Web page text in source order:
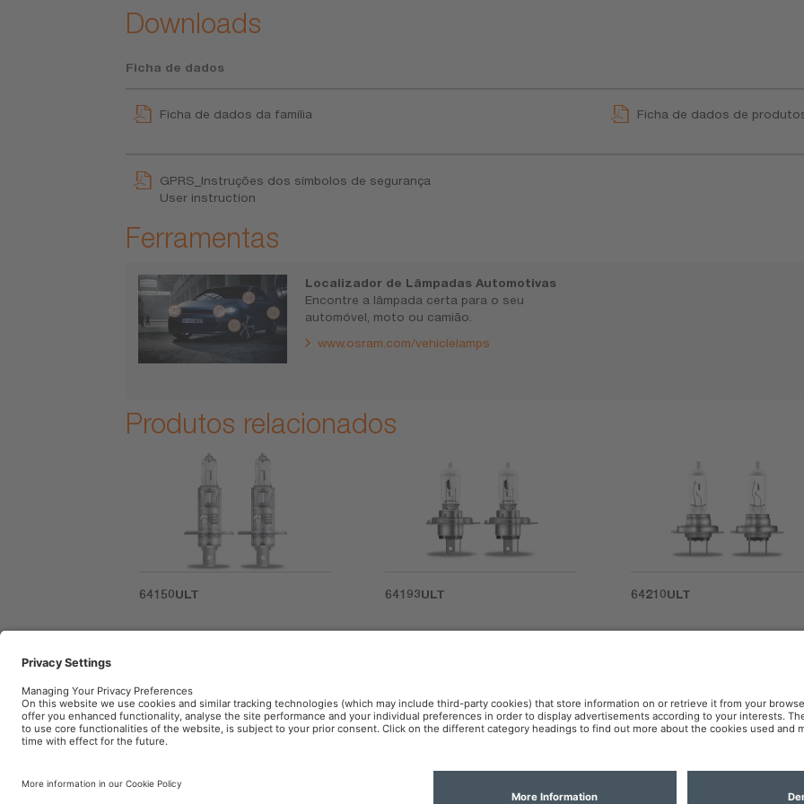
Downloads
Ficha de dados
Ficha de dados da família Ficha de dados de
GPRS_Instruções dos símbolos de segurança
User instruction
Ferramentas
Localizador de Lâmpadas Automotivas
Encontre a lâmpada certa para o seu
automóvel, moto ou camião.
www.osram.com/vehiclelamps
Produtos relacionados
64150ULT 64193ULT 64210ULT
(BR) Atenção: Desligue a energia ao instalar ou retirar a lâmpada. Não manuseie enquanto estiver quente.
Políticas de Cookies Política IA Contato